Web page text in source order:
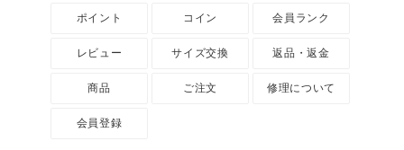
ポイント コイン 会員ランク
レビュー サイズ交換 返品・返金
商品 ご注文 修理について
会員登録